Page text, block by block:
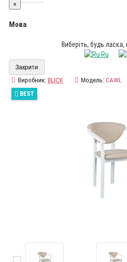
×
Мова
Виберіть, будь
Ru
Закрити
Виробник: BLICK Модель: CAWL
BEST